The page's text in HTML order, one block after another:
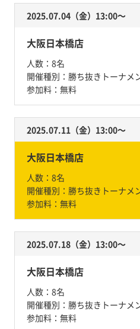
2025.07.04（金）13:00〜
大阪日本橋店
人数： 8名
開催種別： 勝ち抜きトーナメ
参加料： 無料
2025.07.11（金）13:00〜
大阪日本橋店
人数： 8名
開催種別： 勝ち抜きトーナメ
参加料： 無料
2025.07.18（金）13:00〜
大阪日本橋店
人数： 8名
開催種別： 勝ち抜きトーナメ
参加料： 無料